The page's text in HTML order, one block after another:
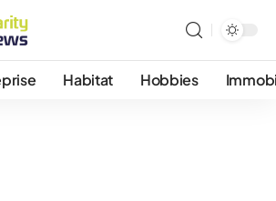
Habitat Hobbies